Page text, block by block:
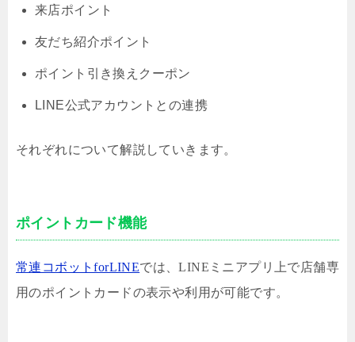
来店ポイント
友だち紹介ポイント
ポイント引き換えクーポン
LINE公式アカウントとの連携
それぞれについて解説していきます。
ポイントカード機能
常連コボットforLINEでは、LINEミニアプリ上で店舗専
用のポイントカードの表示や利用が可能です。